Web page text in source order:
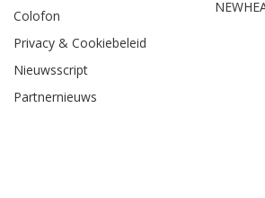
Colofon
Privacy & Cookiebeleid
Nieuwsscript
Partnernieuws